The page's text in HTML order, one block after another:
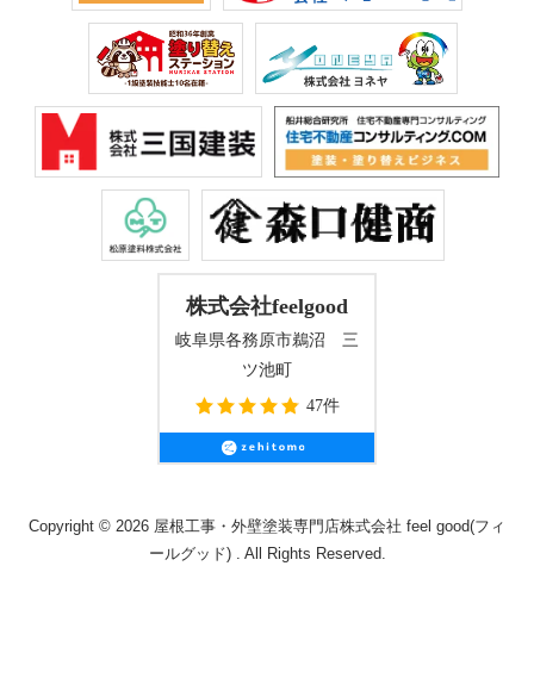
株式会社feelgood
岐阜県各務原市鵜沼 三
ツ池町
47件
Copyright © 2026 屋根工事・外壁塗装専門店株式会社 feel good(フィ
ールグッド) . All Rights Reserved.